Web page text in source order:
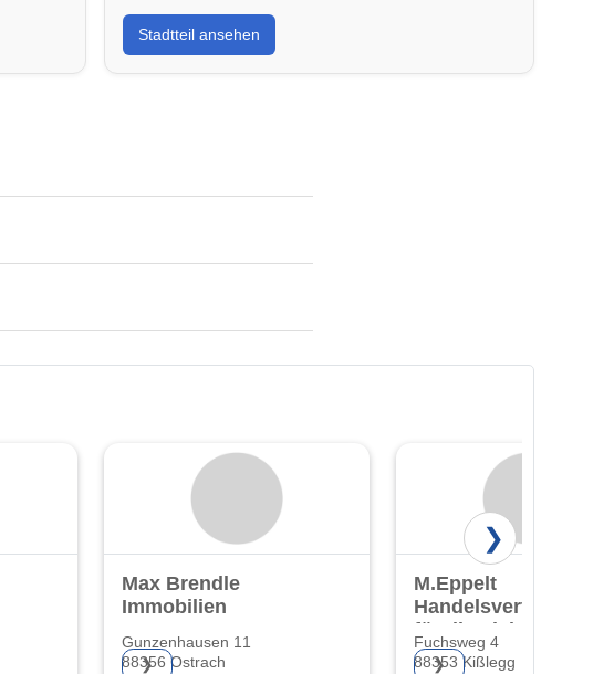
Stadtteil ansehen
Max Brendle
Immobilien
Gunzenhausen 11
88356 Ostrach
❯
M.Eppelt
Handelsvertretung
für die Living
Fertighaus GmbH
Fuchsweg 4
88353 Kißlegg
❯
❯